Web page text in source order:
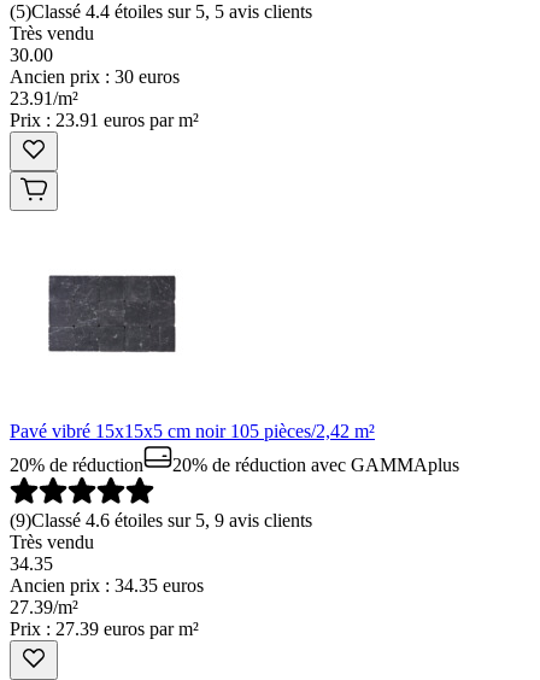
(5)Classé 4.4 étoiles sur 5, 5 avis clients
Très vendu
30.00
Ancien prix : 30 euros
23.91/m²
Prix : 23.91 euros par m²
Pavé vibré 15x15x5 cm noir 105 pièces/2,42 m²
20% de réduction
20% de réduction avec GAMMAplus
(9)Classé 4.6 étoiles sur 5, 9 avis clients
Très vendu
34.35
Ancien prix : 34.35 euros
27.39/m²
Prix : 27.39 euros par m²